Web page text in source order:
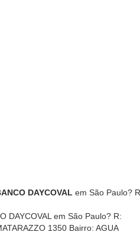
DAYCOVAL em São Paulo?
DAYCOVAL em São Paulo? R:
1350 Bairro: AGUA